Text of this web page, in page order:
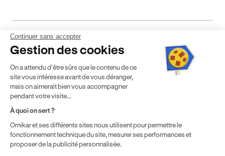
Mentions légales CGV CGU Politique de confidentialité
* Détail des conditions de nos offres
localisation géographique et du type de formules que vous
achetez comme détaillé dans nosConditions Générales de
Vente.
Continuer sans accepter
Gestion des cookies
On a attendu d'être sûrs que le contenu de ce
site vous intéresse avant de vous déranger,
mais on aimerait bien vous accompagner
pendant votre visite...
À quoi on sert ?
Ornikar et ses différents sites nous utilisent pour permettre le
fonctionnement technique du site, mesurer ses performances et
proposer de la publicité personnalisée.